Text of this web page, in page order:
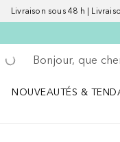
Livraison sous 48 h |
Retourner
Effectuer la recherche
NOUVEAUTÉS &